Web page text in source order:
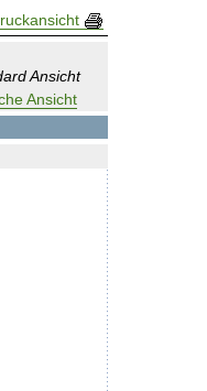
Ansicht
Ansicht